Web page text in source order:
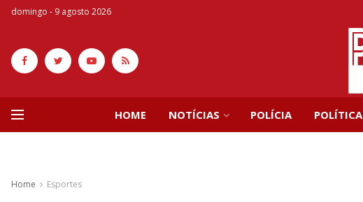
domingo - 9 agosto 2026
HOME NOTÍCIAS POLÍCIA POLÍTICA
Home Esportes